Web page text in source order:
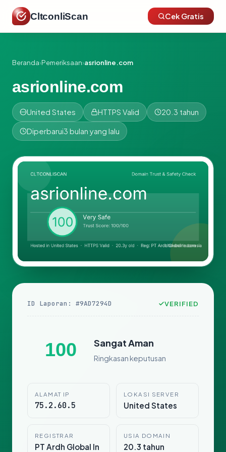
CltconliScan Cek Gratis
Beranda›Pemeriksaan›asrionline.com
asrionline.com
United States HTTPS Valid 20.3 tahun
Diperbarui3 bulan yang lalu
ID Laporan: #9AD7294D VERIFIED
100 Sangat Aman
Ringkasan keputusan
ALAMAT IP
75.2.60.5
LOKASI SERVER
United States
REGISTRAR
PT Ardh Global In
USIA DOMAIN
20.3 tahun